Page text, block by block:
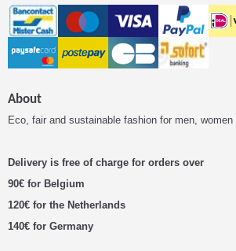
About
Eco, fair and sustainable fashion for men, women
Delivery is free of charge for orders over
90€ for Belgium
120€ for the Netherlands
140€ for Germany